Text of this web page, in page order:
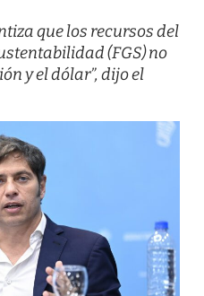
que los recursos del
(FGS) no
y el dólar”, dijo el